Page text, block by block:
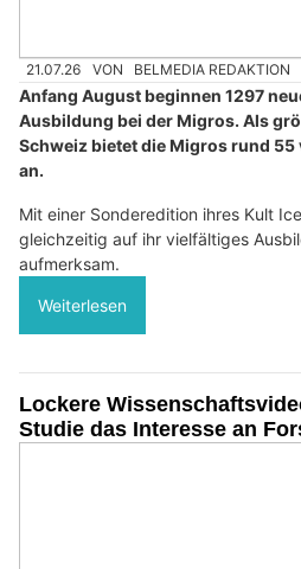
21.07.26 VON BELMEDIA REDAKTION
Anfang August beginnen 1297
Ausbildung bei der Migros. Als
Schweiz bietet die Migros rund
an.
Mit einer Sonderedition ihres Kult
gleichzeitig auf ihr vielfältiges
aufmerksam.
Weiterlesen
Lockere
Studie das Interesse an